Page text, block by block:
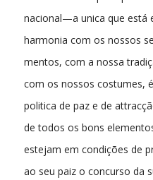
nacional—a unica que está
harmonia com os nossos
mentos, com a nossa
com os nossos costumes,
politica de paz e de
de todos os bons
estejam em condições de
ao seu paiz o concurso da